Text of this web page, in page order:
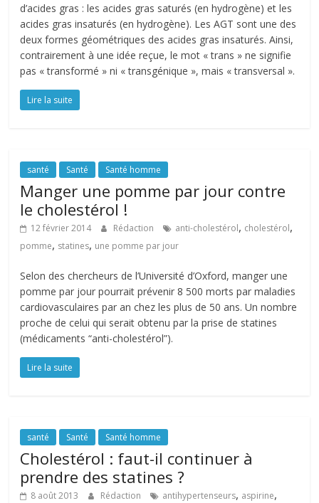
d’acides gras : les acides gras saturés (en hydrogène) et les
acides gras insaturés (en hydrogène). Les AGT sont une des
deux formes géométriques des acides gras insaturés. Ainsi,
contrairement à une idée reçue, le mot « trans » ne signifie
pas « transformé » ni « transgénique », mais « transversal ».
Lire la suite
santé Santé Santé homme
Manger une pomme par jour contre
le cholestérol !
12 février 2014 Rédaction anti-cholestérol, cholestérol,
pomme, statines, une pomme par jour
Selon des chercheurs de l’Université d’Oxford, manger une
pomme par jour pourrait prévenir 8 500 morts par maladies
cardiovasculaires par an chez les plus de 50 ans. Un nombre
proche de celui qui serait obtenu par la prise de statines
(médicaments “anti-cholestérol”).
Lire la suite
santé Santé Santé homme
Cholestérol : faut-il continuer à
prendre des statines ?
8 août 2013 Rédaction antihypertenseurs, aspirine,